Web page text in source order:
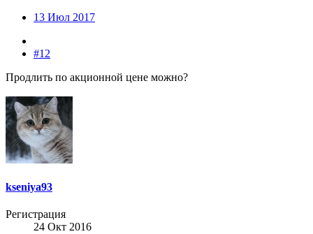
13 Июл 2017
#12
Продлить по акционной цене можно?
kseniya93
Регистрация
24 Окт 2016